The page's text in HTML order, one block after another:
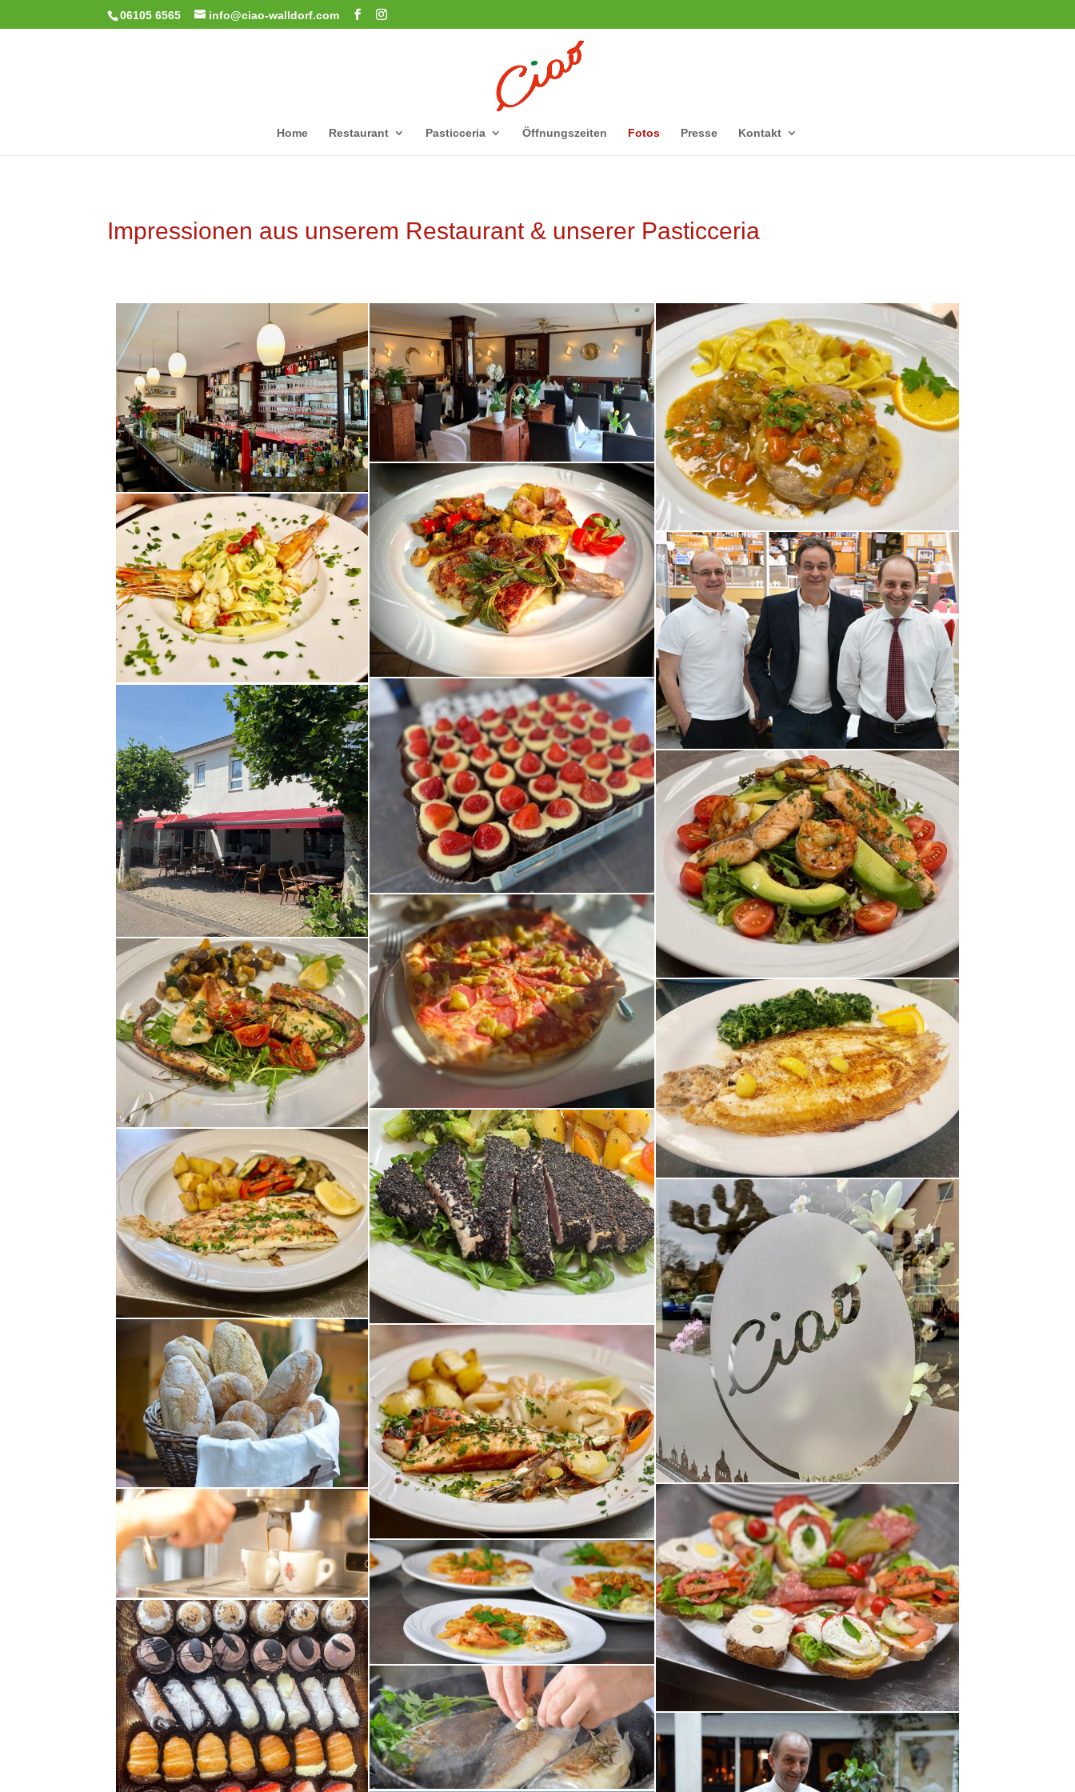
06105 6565 info@ciao-walldorf.com
Home Restaurant Pasticceria Öffnungszeiten Fotos Presse Kontakt
Impressionen aus unserem Restaurant & unserer Pasticceria